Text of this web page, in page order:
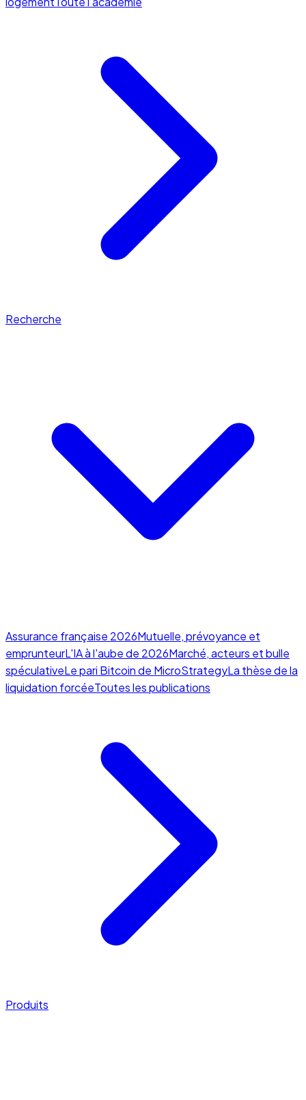
Recherche
Assurance française 2026Mutuelle, prévoyance et
emprunteurL'IA à l'aube de 2026Marché, acteurs et bulle
spéculativeLe pari Bitcoin de MicroStrategyLa thèse de la
liquidation forcéeToutes les publications
Produits